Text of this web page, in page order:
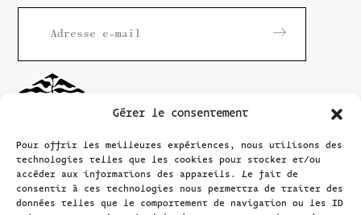
Gérer le consentement
Pour offrir les meilleures expériences, nous utilisons des
technologies telles que les cookies pour stocker et/ou
accéder aux informations des appareils. Le fait de
consentir à ces technologies nous permettra de traiter des
données telles que le comportement de navigation ou les ID
Maison